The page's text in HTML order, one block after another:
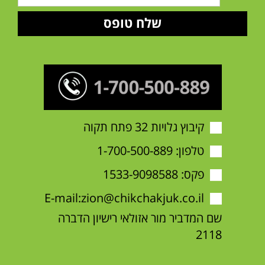
קיבוץ גלויות 32 פתח תקוה
טלפון:1-700-500-889
פקס: 1533-9098588
E-mail:zion@chikchakjuk.co.il
שם המדביר מור אזולאי רישיון הדברה
2118